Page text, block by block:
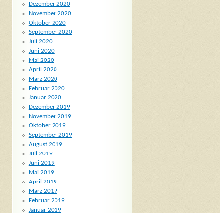
Dezember 2020
November 2020
Oktober 2020
September 2020
Juli 2020
Juni 2020
Mai 2020
April 2020
März 2020
Februar 2020
Januar 2020
Dezember 2019
November 2019
Oktober 2019
September 2019
August 2019
Juli 2019
Juni 2019
Mai 2019
April 2019
März 2019
Februar 2019
Januar 2019